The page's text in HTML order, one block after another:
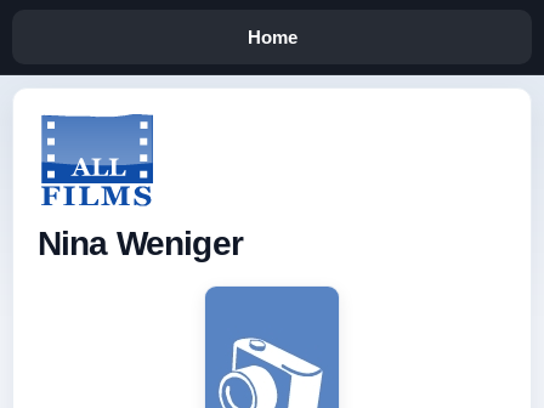
Home
Nina Weniger